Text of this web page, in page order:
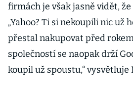
firmách je však jasně vidět,
„Yahoo? Ti si nekoupili nic už
přestal nakupovat před
společností se naopak drží
koupil už spoustu,“ vysvětluje